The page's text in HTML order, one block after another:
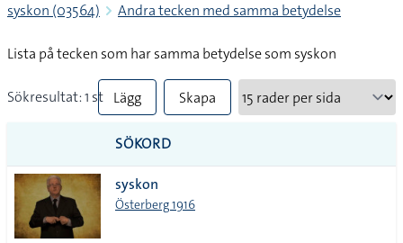
syskon (03564) Andra tecken med samma betydelse
Lista på tecken som har samma betydelse som syskon
Sökresultat: 1 st Lägg
till
alla i
lista
Skapa
SÖKORD
syskon
Österberg 1916